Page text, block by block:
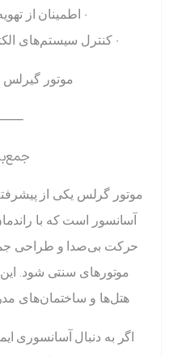
• اطمینان از
• کنترل سیستم‌های
موتور گیرلس
موتور گرلس یکی از
آسانسور است که با
حرکت بی‌صدا و طراحی
موتورهای سنتی شود. این
هتل‌ها و ساختمان‌های
اگر به دنبال آسانسوری